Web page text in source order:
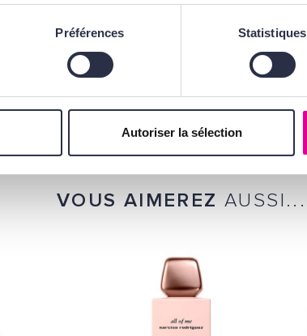
Préférences Statistiques
Autoriser la sélection
terminez par un voile
alors subtilement
geste.
VOUS AIMEREZ AUSSI...